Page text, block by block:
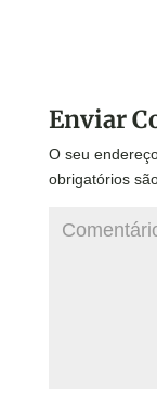
Enviar
O seu
obrigatórios